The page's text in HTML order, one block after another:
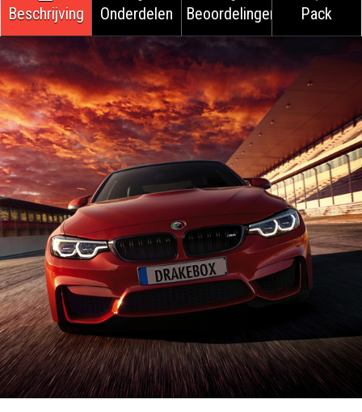
Beschrijving Onderdelen Beoordelingen Pack